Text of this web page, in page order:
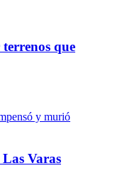
que
Varas